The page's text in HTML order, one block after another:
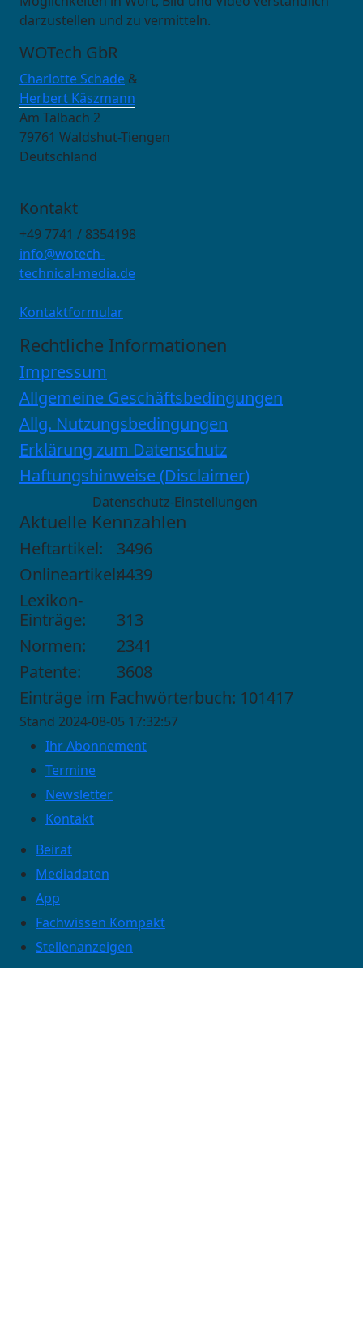
darzustellen und zu vermitteln.
WOTech GbR
Charlotte Schade &
Herbert Käszmann
Am Talbach 2
79761 Waldshut-Tiengen
Deutschland
Kontakt
+49 7741 / 8354198
info@wotech-
technical-media.de
Kontaktformular
Rechtliche Informationen
Impressum
Allgemeine Geschäftsbedingungen
Allg. Nutzungsbedingungen
Erklärung zum Datenschutz
Haftungshinweise (Disclaimer)
Datenschutz-Einstellungen
Aktuelle Kennzahlen
Heftartikel:
3496
Onlineartikel:4439
Lexikon-
Einträge:
313
Normen:
2341
Patente:
3608
Einträge im Fachwörterbuch: 101417
Stand 2024-08-05 17:32:57
Ihr Abonnement
Termine
Newsletter
Kontakt
Beirat
Mediadaten
App
Fachwissen Kompakt
Stellenanzeigen